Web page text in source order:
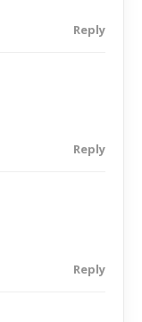
Reply
Reply
Reply